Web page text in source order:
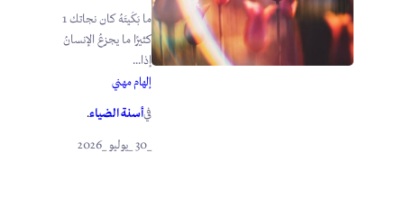
ما بَكَيتَهُ كان نجاتك 1
كثيرًا ما يجزعُ الإنسانُ
إذا...
إلهام مهني
فيأسنة الضياء.